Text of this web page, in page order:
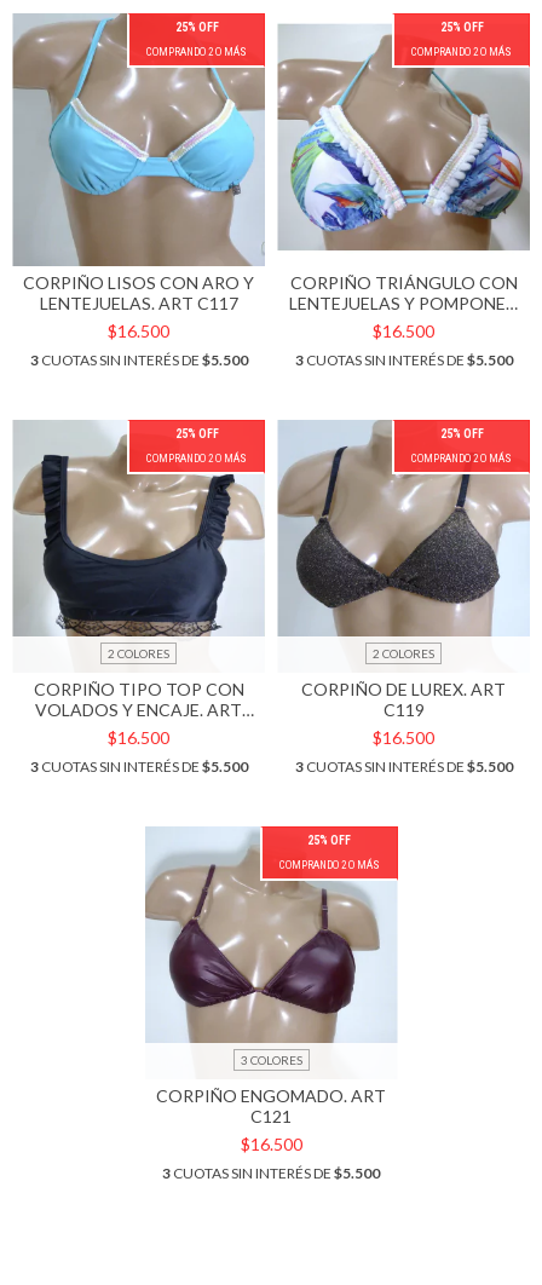
25% OFF
COMPRANDO 2 O MÁS
CORPIÑO LISOS CON ARO Y
LENTEJUELAS. ART C117
$16.500
3CUOTAS SIN INTERÉS DE $5.500
25% OFF
COMPRANDO 2 O MÁS
CORPIÑO TRIÁNGULO CON
LENTEJUELAS Y POMPONES.
ART C101
$16.500
3CUOTAS SIN INTERÉS DE $5.500
25% OFF
COMPRANDO 2 O MÁS
2 COLORES
CORPIÑO TIPO TOP CON
VOLADOS Y ENCAJE. ART
C120
$16.500
3CUOTAS SIN INTERÉS DE $5.500
25% OFF
COMPRANDO 2 O MÁS
2 COLORES
CORPIÑO DE LUREX. ART
C119
$16.500
3CUOTAS SIN INTERÉS DE $5.500
25% OFF
COMPRANDO 2 O MÁS
3 COLORES
CORPIÑO ENGOMADO. ART
C121
$16.500
3 CUOTAS SIN INTERÉS DE $5.500